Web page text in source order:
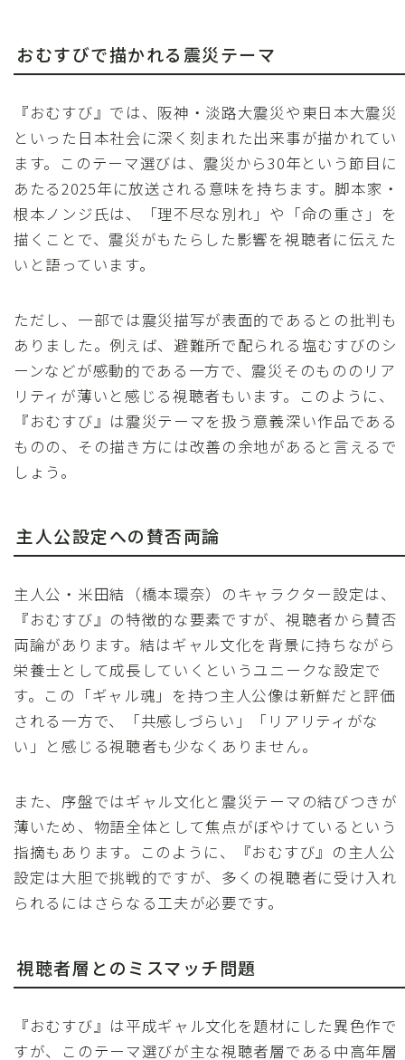
おむすびで描かれる震災テーマ
『おむすび』では、阪神・淡路大震災や東日本大震災
といった日本社会に深く刻まれた出来事が描かれてい
ます。このテーマ選びは、震災から30年という節目に
あたる2025年に放送される意味を持ちます。脚本家・
根本ノンジ氏は、「理不尽な別れ」や「命の重さ」を
描くことで、震災がもたらした影響を視聴者に伝えた
いと語っています。
ただし、一部では震災描写が表面的であるとの批判も
ありました。例えば、避難所で配られる塩むすびのシ
ーンなどが感動的である一方で、震災そのもののリア
リティが薄いと感じる視聴者もいます。このように、
『おむすび』は震災テーマを扱う意義深い作品である
ものの、その描き方には改善の余地があると言えるで
しょう。
主人公設定への賛否両論
主人公・米田結（橋本環奈）のキャラクター設定は、
『おむすび』の特徴的な要素ですが、視聴者から賛否
両論があります。結はギャル文化を背景に持ちながら
栄養士として成長していくというユニークな設定で
す。この「ギャル魂」を持つ主人公像は新鮮だと評価
される一方で、「共感しづらい」「リアリティがな
い」と感じる視聴者も少なくありません。
また、序盤ではギャル文化と震災テーマの結びつきが
薄いため、物語全体として焦点がぼやけているという
指摘もあります。このように、『おむすび』の主人公
設定は大胆で挑戦的ですが、多くの視聴者に受け入れ
られるにはさらなる工夫が必要です。
視聴者層とのミスマッチ問題
『おむすび』は平成ギャル文化を題材にした異色作で
すが、このテーマ選びが主な視聴者層である中高年層